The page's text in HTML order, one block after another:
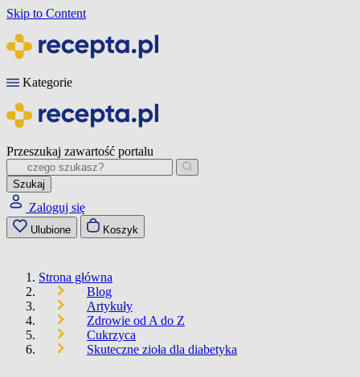
Skip to Content
Kategorie
Przeszukaj zawartość portalu
Szukaj
Zaloguj się
Ulubione Koszyk
Strona główna
Blog
Artykuły
Zdrowie od A do Z
Cukrzyca
Skuteczne zioła dla diabetyka